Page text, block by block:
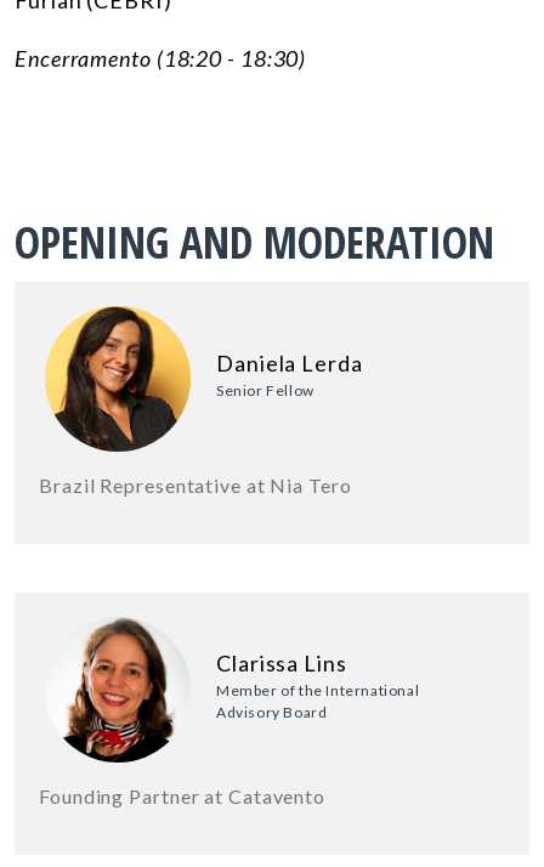
Encerramento (18:20 - 18:30)
OPENING AND MODERATION
Daniela Lerda
Senior Fellow
Brazil Representative at Nia Tero
Clarissa Lins
Member of the International
Advisory Board
Founding Partner at Catavento